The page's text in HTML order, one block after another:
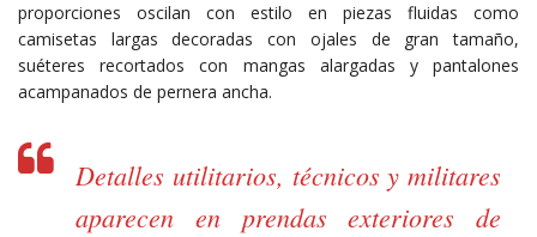
proporciones oscilan con estilo en piezas fluidas como
camisetas largas decoradas con ojales de gran tamaño,
suéteres recortados con mangas alargadas y pantalones
acampanados de pernera ancha.
Detalles utilitarios, técnicos y militares
aparecen en prendas exteriores de